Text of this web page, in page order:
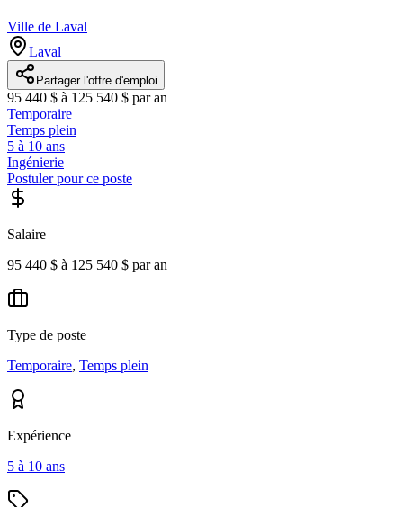
Ville de Laval
Laval
Partager l'offre d'emploi
95 440 $ à 125 540 $ par an
Temporaire
Temps plein
5 à 10 ans
Ingénierie
Postuler pour ce poste
Salaire
95 440 $ à 125 540 $ par an
Type de poste
Temporaire, Temps plein
Expérience
5 à 10 ans